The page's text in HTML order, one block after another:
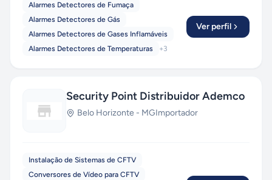
Alarmes Detectores de Fumaça
Alarmes Detectores de Gás
Alarmes Detectores de Gases Inflamáveis
Alarmes Detectores de Temperaturas
+3
Ver perfil
Security Point Distribuidor Ademco
Belo Horizonte - MGImportador
Instalação de Sistemas de CFTV
Conversores de Vídeo para CFTV